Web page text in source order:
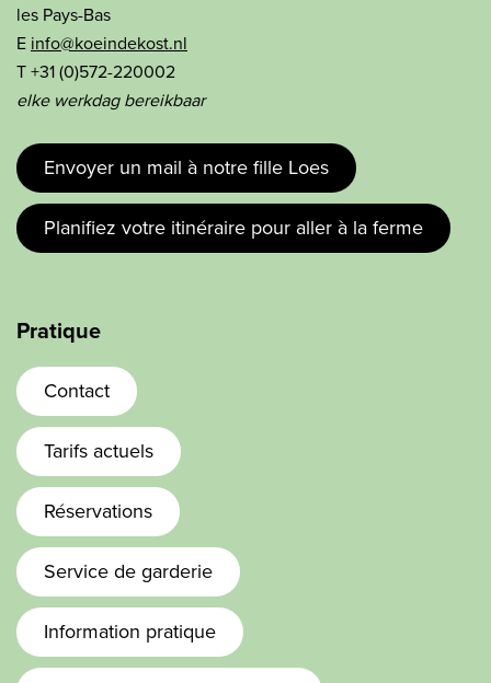
les Pays-Bas
E info@koeindekost.nl
T +31 (0)572-220002
elke werkdag bereikbaar
Envoyer un mail à notre fille Loes
Planifiez votre itinéraire pour aller à la ferme
Pratique
Contact
Tarifs actuels
Réservations
Service de garderie
Information pratique